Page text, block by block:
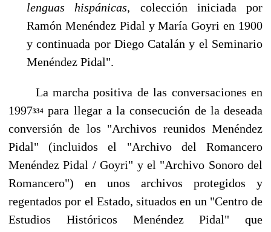
lenguas hispánicas, colección iniciada por
Ramón Me­néndez Pidal y María Goyri en 1900
y continuada por Diego Catalán y el Seminario
Me­néndez Pidal".
La marcha positiva de las conversaciones en
1997334 para llegar a la consecución de la desea­da
conversión de los "Archivos reunidos Menéndez
Pidal" (incluidos el "Archivo del Romance­ro
Menéndez Pidal / Goyri" y el "Archivo Sonoro del
Romancero") en unos archivos protegidos y
regentados por el Estado, situados en un "Centro de
Estudios Históricos Menéndez Pidal" que